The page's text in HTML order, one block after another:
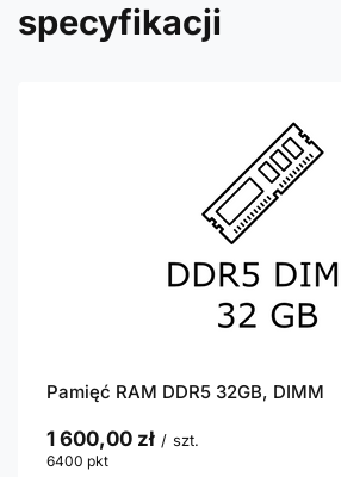
specyfikacji
Pamięć RAM DDR5 32GB, DIMM
1 600,00 zł / szt.
6400 pkt